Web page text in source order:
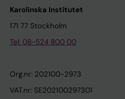
Karolinska Institutet
171 77 Stockholm
Tel: 08-524 800 00
Org.nr: 202100-2973
VAT.nr: SE202100297301